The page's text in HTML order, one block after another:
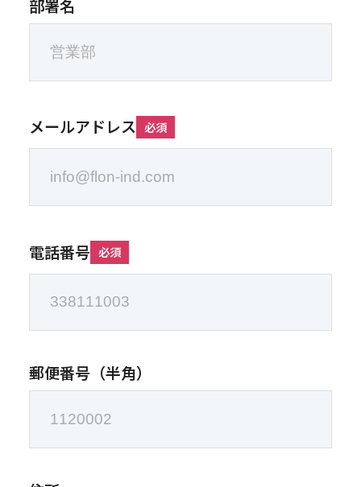
部署名
メールアドレス 必須
電話番号 必須
郵便番号（半角）